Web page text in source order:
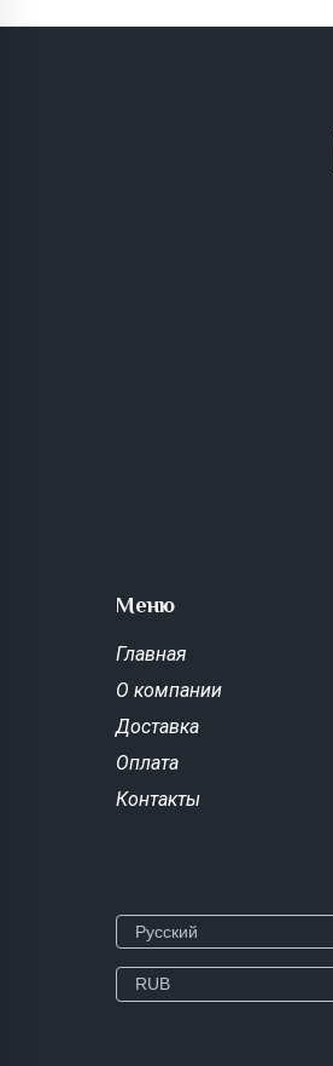
Меню
Главная
О компании
Доставка
Оплата
Контакты